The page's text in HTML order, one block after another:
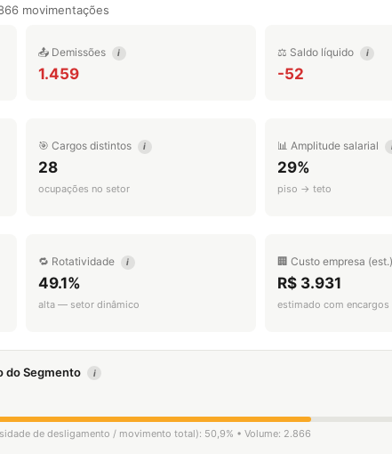
movimentações
📤 Demissões i
1.459
⚖️ Saldo líquido i
-52
🎯 Cargos distintos i
28
ocupações no setor
📊 Amplitude salarial
29%
piso → teto
🔁 Rotatividade i
49.1%
alta — setor dinâmico
🏢 Custo empresa (est.)
R$ 3.931
estimado com encargos
do Segmento i
de desligamento / movimento total): 50,9% • Volume: 2.866